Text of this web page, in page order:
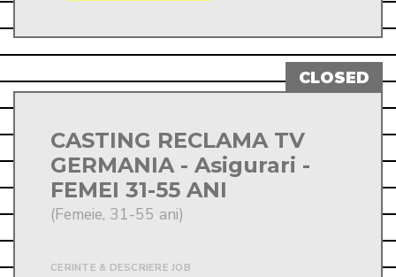
CASTING RECLAMA TV
GERMANIA - Asigurari -
FEMEI 31-55 ANI
(Femeie, 31-55 ani)
CERINTE & DESCRIERE JOB